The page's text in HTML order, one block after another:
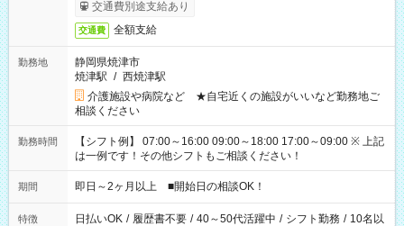
交通費別途支給あり
交通費 全額支給
勤務地
静岡県焼津市
焼津駅 / 西焼津駅
介護施設や病院など ★自宅近くの施設がいいなど勤務地ご
相談ください
勤務時間
【シフト例】 07:00～16:00 09:00～18:00 17:00～09:00 ※ 上記
は一例です！その他シフトもご相談ください！
期間 即日～2ヶ月以上 ■開始日の相談OK！
特徴 日払いOK / 履歴書不要 / 40～50代活躍中 / シフト勤務 / 10名以